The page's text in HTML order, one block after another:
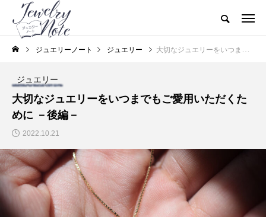
ジュエリーノート ジュエリー 大切なジュエリーをいつまでもご愛用いただくために －後編－
ジュエリー
大切なジュエリーをいつまでもご愛用いただくた
めに －後編－
2022.10.21